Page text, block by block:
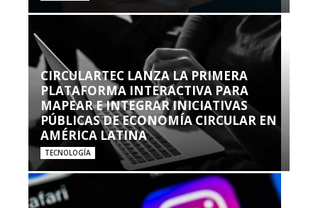
CIRCULARTEC LANZA LA PRIMERA
PLATAFORMA INTERACTIVA PARA
MAPEAR E INTEGRAR INICIATIVAS
PÚBLICAS DE ECONOMÍA CIRCULAR EN
AMÉRICA LATINA
TECNOLOGÍA